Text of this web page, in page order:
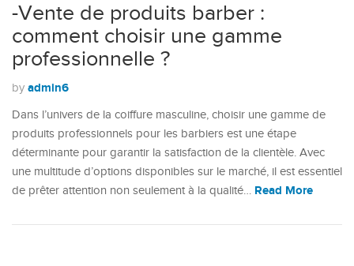
-Vente de produits barber :
comment choisir une gamme
professionnelle ?
by admin6
Dans l’univers de la coiffure masculine, choisir une gamme de
produits professionnels pour les barbiers est une étape
déterminante pour garantir la satisfaction de la clientèle. Avec
une multitude d’options disponibles sur le marché, il est essentiel
de prêter attention non seulement à la qualité… Read More